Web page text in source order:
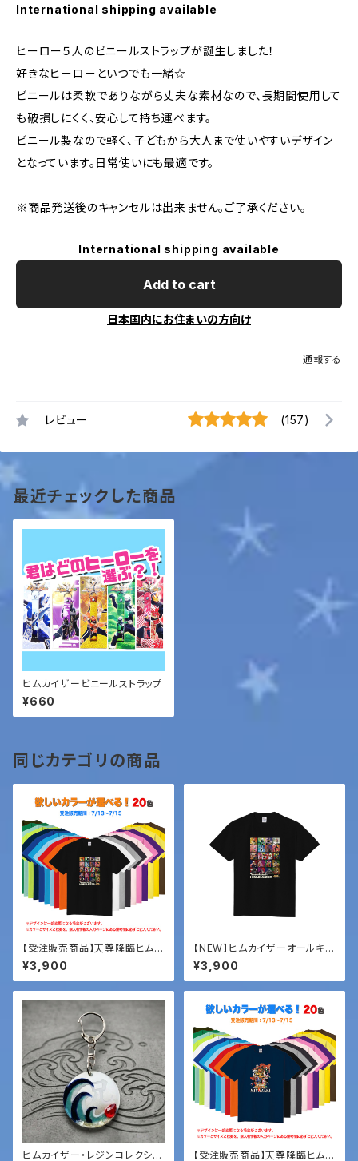
International shipping available
ヒーロー５人のビニールストラップが誕生しました！
好きなヒーローといつでも一緒☆
ビニールは柔軟でありながら丈夫な素材なので、長期間使用して
も破損しにくく、安心して持ち運べます。
ビニール製なので軽く、子どもから大人まで使いやすいデザイン
となっています。日常使いにも最適です。
※商品発送後のキャンセルは出来ません。ご了承ください。
International shipping available
Add to cart
日本国内にお住まいの方向け
通報する
レビュー (157)
最近チェックした商品
ヒムカイザービニールストラップ
¥660
同じカテゴリの商品
【受注販売商品】天尊降臨ヒムカ
イザー「オールキャラTシャツ」
¥3,900
【NEW】ヒムカイザーオールキャ
ラTシャツ
¥3,900
ヒムカイザー・レジンコレクショ 【受注販売商品】天尊降臨ヒムカ